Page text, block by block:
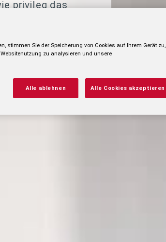
privileg das
stimmen Sie der Speicherung von Cookies auf Ihrem Gerät zu,
zu analysieren und unsere
Alle ablehnen Alle Cookies akzeptieren